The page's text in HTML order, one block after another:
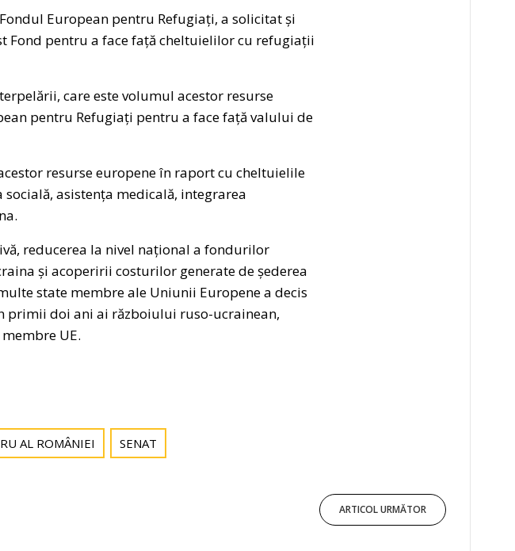
European pentru Refugiați, a solicitat și
Fond pentru a face față cheltuielilor cu refugiații
care este volumul acestor resurse
pentru Refugiați pentru a face față valului de
resurse europene în raport cu cheltuielile
asistența medicală, integrarea
reducerea la nivel național a fondurilor
și acoperirii costurilor generate de șederea
state membre ale Uniunii Europene a decis
doi ani ai războiului ruso-ucrainean,
UE.
AL ROMÂNIEI SENAT
ARTICOL URMĂTOR